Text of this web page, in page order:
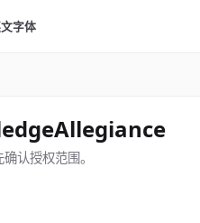
字体
认授权范围。